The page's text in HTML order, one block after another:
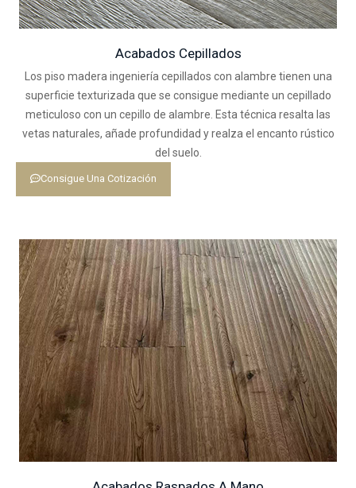
Acabados Cepillados
Los piso madera ingeniería cepillados con alambre tienen una
superficie texturizada que se consigue mediante un cepillado
meticuloso con un cepillo de alambre. Esta técnica resalta las
vetas naturales, añade profundidad y realza el encanto rústico
del suelo.
Consigue Una Cotización